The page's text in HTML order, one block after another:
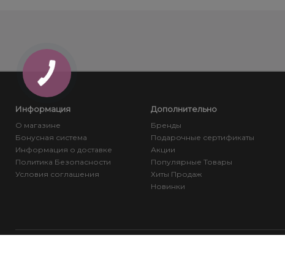
Информация
О магазине
Бонусная система
Информация о доставке
Политика Безопасности
Условия соглашения
Дополнительно
Бренды
Подарочные сертификаты
Акции
Популярные Товары
Хиты Продаж
Новинки